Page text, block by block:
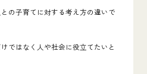
の子育てに対する考え方の違いで
ではなく人や社会に役立てたいと